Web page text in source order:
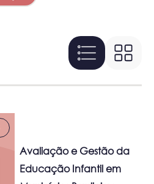
Avaliação e Gestão da
Educação Infantil em